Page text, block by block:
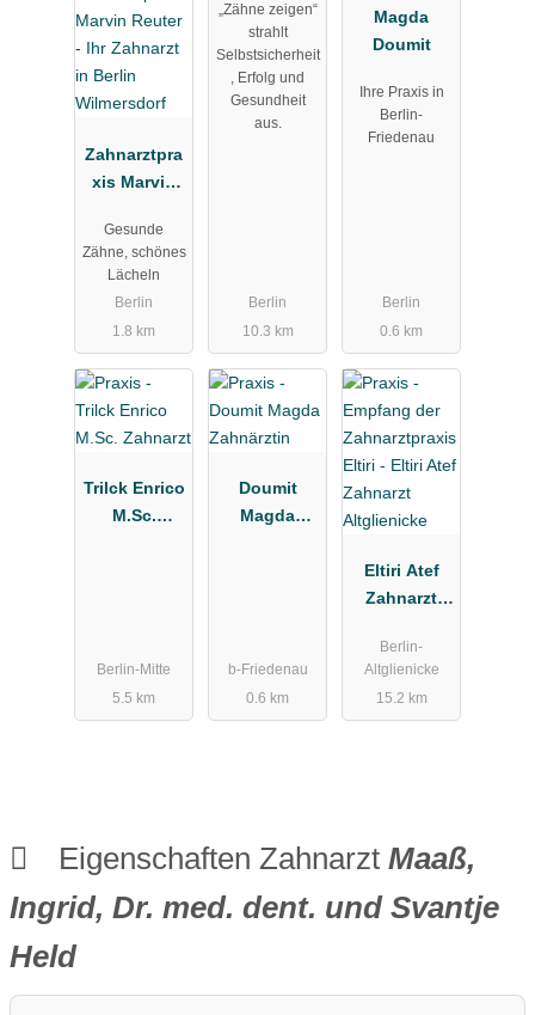
Zahnarztpra
xis Marvin
Zahnarzt in
Berlin
Gesunde
Zähne, schönes
Lächeln
Berlin
1.8 km
„Zähne zeigen“
strahlt
Selbstsicherheit
, Erfolg und
Gesundheit
aus.
Berlin
10.3 km
Magda
Doumit
Ihre Praxis in
Berlin-
Friedenau
Berlin
0.6 km
Trilck Enrico
M.Sc.
Berlin-Mitte
5.5 km
Doumit
Magda
b-Friedenau
0.6 km
Eltiri Atef
Zahnarzt
Berlin-
Altglienicke
15.2 km
Eigenschaften Zahnarzt Maaß,
Ingrid, Dr. med. dent. und Svantje
Held